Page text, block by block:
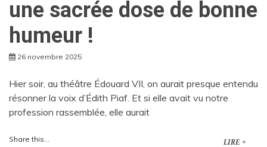
une sacrée dose de bonne
humeur !
26 novembre 2025
Hier soir, au théâtre Édouard VII, on aurait presque entendu
résonner la voix d’Édith Piaf. Et si elle avait vu notre
profession rassemblée, elle aurait
Share this... LIRE +